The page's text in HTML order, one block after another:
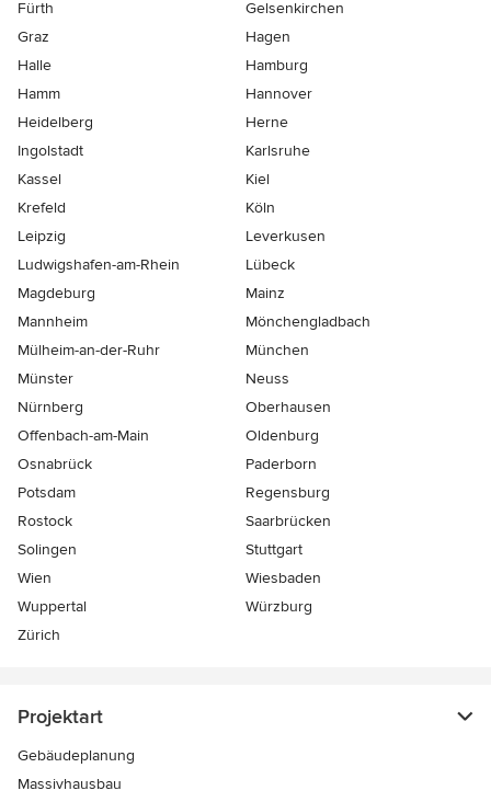
Fürth
Gelsenkirchen
Graz
Hagen
Halle
Hamburg
Hamm
Hannover
Heidelberg
Herne
Ingolstadt
Karlsruhe
Kassel
Kiel
Krefeld
Köln
Leipzig
Leverkusen
Ludwigshafen-am-Rhein
Lübeck
Magdeburg
Mainz
Mannheim
Mönchen­gladbach
Mülheim-an-der-Ruhr
München
Münster
Neuss
Nürnberg
Oberhausen
Offenbach-am-Main
Oldenburg
Osnabrück
Paderborn
Potsdam
Regensburg
Rostock
Saarbrücken
Solingen
Stuttgart
Wien
Wiesbaden
Wuppertal
Würzburg
Zürich
Projektart
Gebäudeplanung
Massivhausbau